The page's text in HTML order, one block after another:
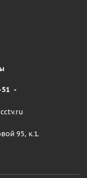
95, к.1.